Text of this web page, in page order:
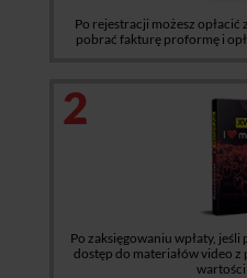
Po rejestracji możesz
pobrać fakturę proformę i
2
Po zaksięgowaniu wpłaty,
dostęp do materiałów video
wartości